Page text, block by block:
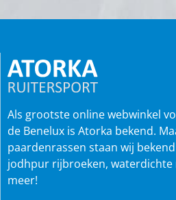
Als grootste online webwinkel
de Benelux is Atorka bekend.
paardenrassen staan wij
jodhpur rijbroeken, waterdichte
meer!